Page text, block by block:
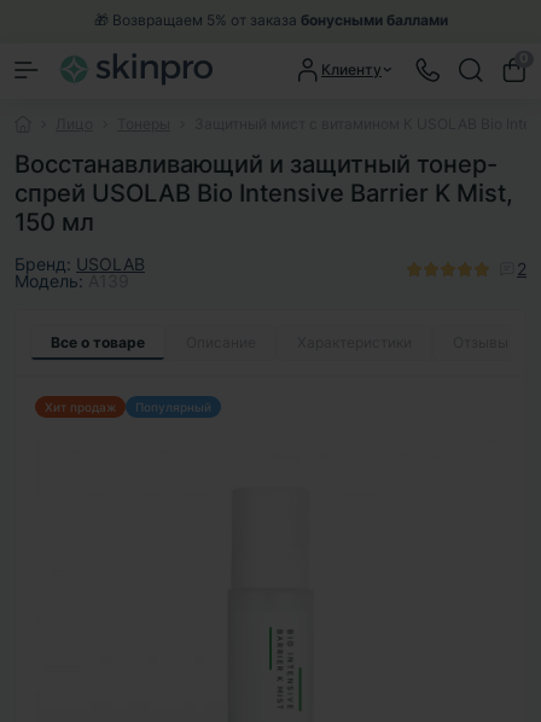
🎁 Возвращаем 5% от заказа бонусными баллами
Клиенту
Восстанавливающий и защитный тонер-
спрей USOLAB Bio Intensive Barrier K Mist,
150 мл
Бренд: USOLAB
Модель:
2
Все о товаре
Хит продаж Популярный